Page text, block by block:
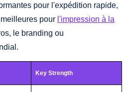
pour l'expédition rapide,
pour l'impression à la
le branding ou
Key Strength